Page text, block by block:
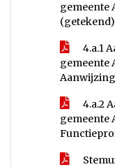
gemeente
4.a.1
gemeente
4.a.2
gemeente